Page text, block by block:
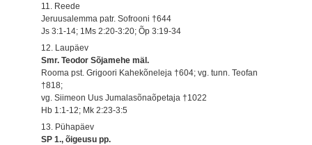
11. Reede
Jeruusalemma patr. Sofrooni †644
Js 3:1-14; 1Ms 2:20-3:20; Õp 3:19-34
12. Laupäev
Smr. Teodor Sõjamehe mäl.
Rooma pst. Grigoori Kahekõneleja †604; vg. tunn. Teofan
†818;
vg. Siimeon Uus Jumalasõnaõpetaja †1022
Hb 1:1-12; Mk 2:23-3:5
13. Pühapäev
SP 1., õigeusu pp.